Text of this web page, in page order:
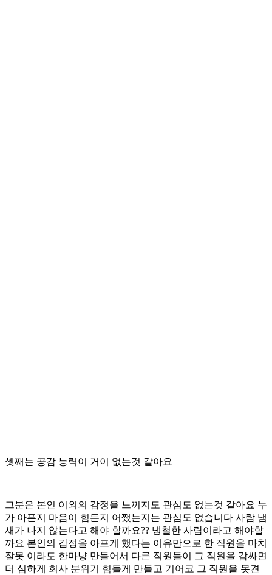
셋째는 공감 능력이 거이 없는것 같아요
그분은 본인 이외의 감정을 느끼지도 관심도 없는것 같아요 누
가 아픈지 마음이 힘든지 어쨌는지는 관심도 없습니다 사람 냄
새가 나지 않는다고 해야 할까요?? 냉철한 사람이라고 해야할
까요 본인의 감정을 아프게 했다는 이유만으로 한 직원을 마치
잘못 이라도 한마냥 만들어서 다른 직원들이 그 직원을 감싸면
더 심하게 회사 분위기 힘들게 만들고 기어코 그 직원을 못견